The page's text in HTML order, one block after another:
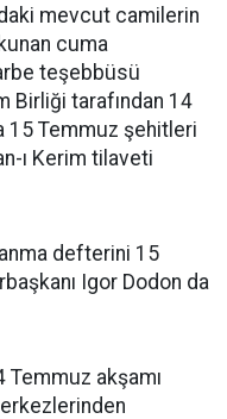
mevcut camilerin
cuma
teşebbüsü
Birliği tarafından 14
15 Temmuz şehitleri
ı Kerim tilaveti
defterini 15
Igor Dodon da
Temmuz akşamı